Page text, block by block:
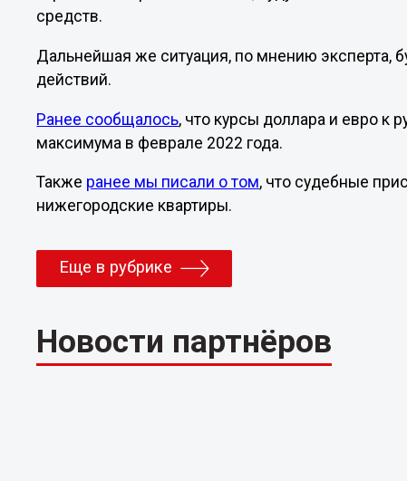
средств.
Дальнейшая же ситуация, по мнению эксперта,
действий.
Ранее сообщалось, что курсы доллара и евро к
максимума в феврале 2022 года.
Также ранее мы писали о том, что судебные
нижегородские квартиры.
Еще в рубрике
Новости партнёров